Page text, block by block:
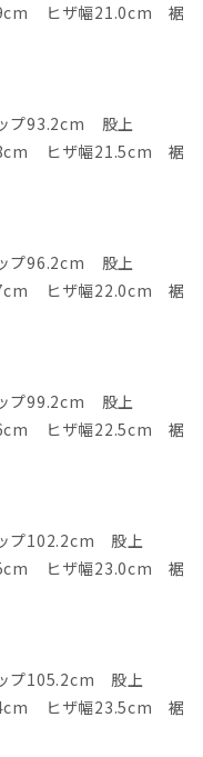
ヒザ幅21.0cm 裾
プ93.2cm 股上
ヒザ幅21.5cm 裾
プ96.2cm 股上
ヒザ幅22.0cm 裾
プ99.2cm 股上
ヒザ幅22.5cm 裾
プ102.2cm 股上
ヒザ幅23.0cm 裾
プ105.2cm 股上
ヒザ幅23.5cm 裾